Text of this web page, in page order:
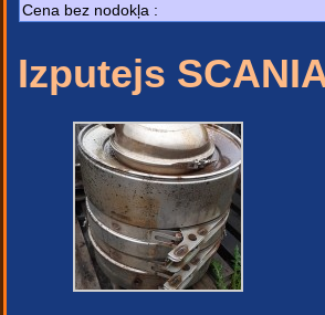
Cena bez nodokļa :
Izputejs